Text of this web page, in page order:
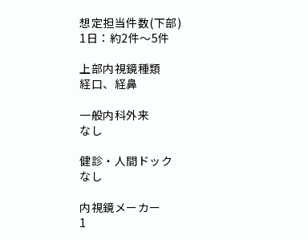
想定担当件数(下部)
1日：約2件～5件
上部内視鏡種類
経口、経鼻
一般内科外来
なし
健診・人間ドック
なし
内視鏡メーカー
1